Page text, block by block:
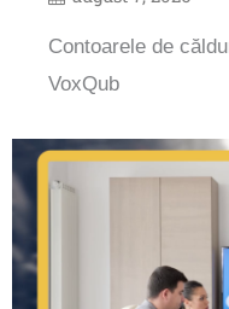
Contoarele de
VoxQub